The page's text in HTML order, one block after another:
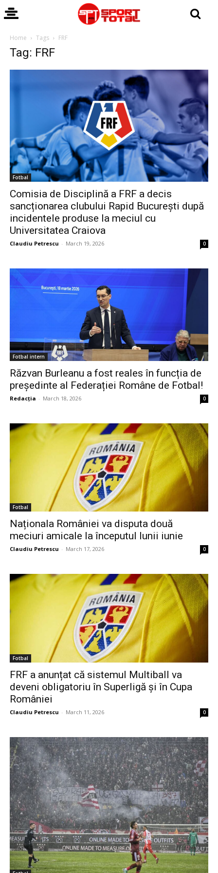
Home Tags FRF
Tag: FRF
Fotbal
Comisia de Disciplină a FRF a decis
sancționarea clubului Rapid București după
incidentele produse la meciul cu
Universitatea Craiova
Claudiu Petrescu - March 19, 2026 0
Fotbal intern
Răzvan Burleanu a fost reales în funcția de
președinte al Federației Române de Fotbal!
Redacția - March 18, 2026 0
Fotbal
Naționala României va disputa două
meciuri amicale la începutul lunii iunie
Claudiu Petrescu - March 17, 2026 0
Fotbal
FRF a anunțat că sistemul Multiball va
deveni obligatoriu în Superligă și în Cupa
României
Claudiu Petrescu - March 11, 2026 0